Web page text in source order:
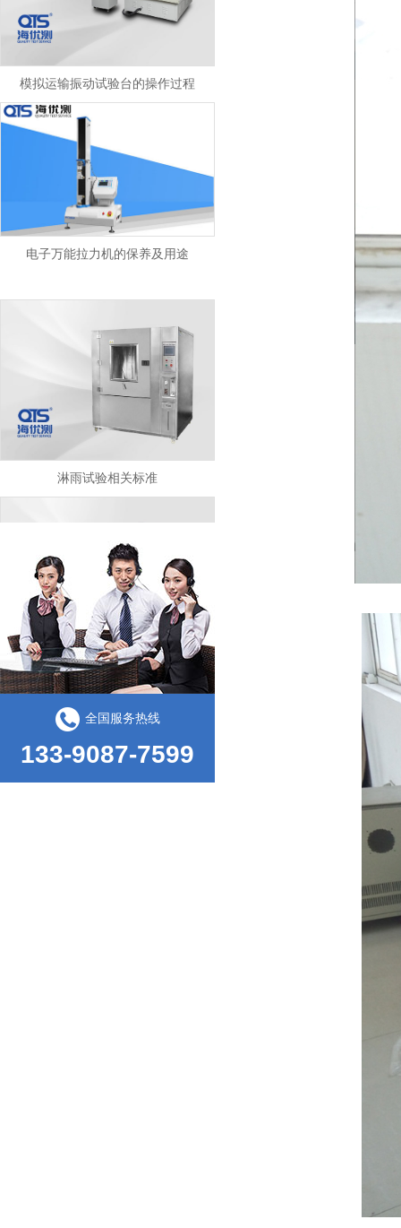
模拟运输振动试验台的操作过程
电子万能拉力机的保养及用途
淋雨试验相关标准
耐黄和紫外老化箱有什么区别
全国服务热线
133-9087-7599